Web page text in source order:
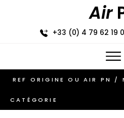
Air
+33 (0) 4 79 62 19
CATÉGORIE